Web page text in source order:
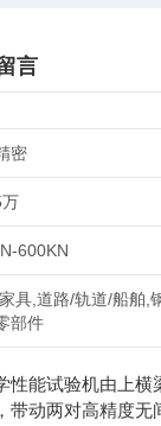
言
密
600KN
具,道路/轨道/船舶,
部件
试验机由上横
带动两对高精度